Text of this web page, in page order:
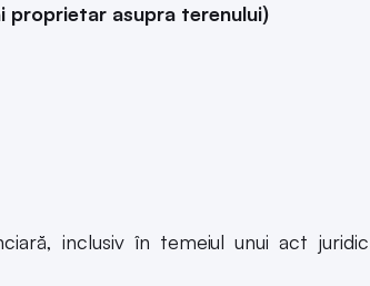
proprietar asupra terenului)
inclusiv în temeiul unui act